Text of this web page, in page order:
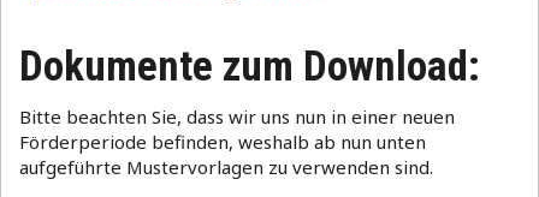
Dokumente zum Download:
Bitte beachten Sie, dass wir uns nun in einer neuen
Förderperiode befinden, weshalb ab nun unten
aufgeführte Mustervorlagen zu verwenden sind.